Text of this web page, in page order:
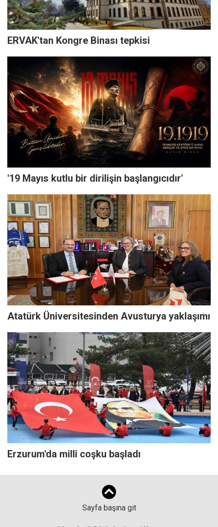
ERVAK'tan Kongre Binası tepkisi
'19 Mayıs kutlu bir dirilişin başlangıcıdır'
Atatürk Üniversitesinden Avusturya yaklaşımı
Erzurum'da milli coşku başladı
Sayfa başına git